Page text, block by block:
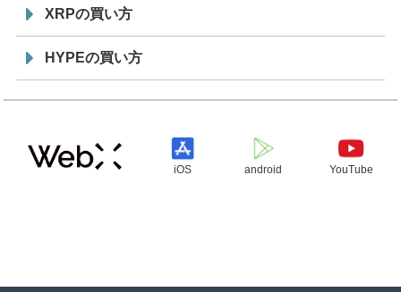
XRPの買い方
HYPEの買い方
iOS android YouTube